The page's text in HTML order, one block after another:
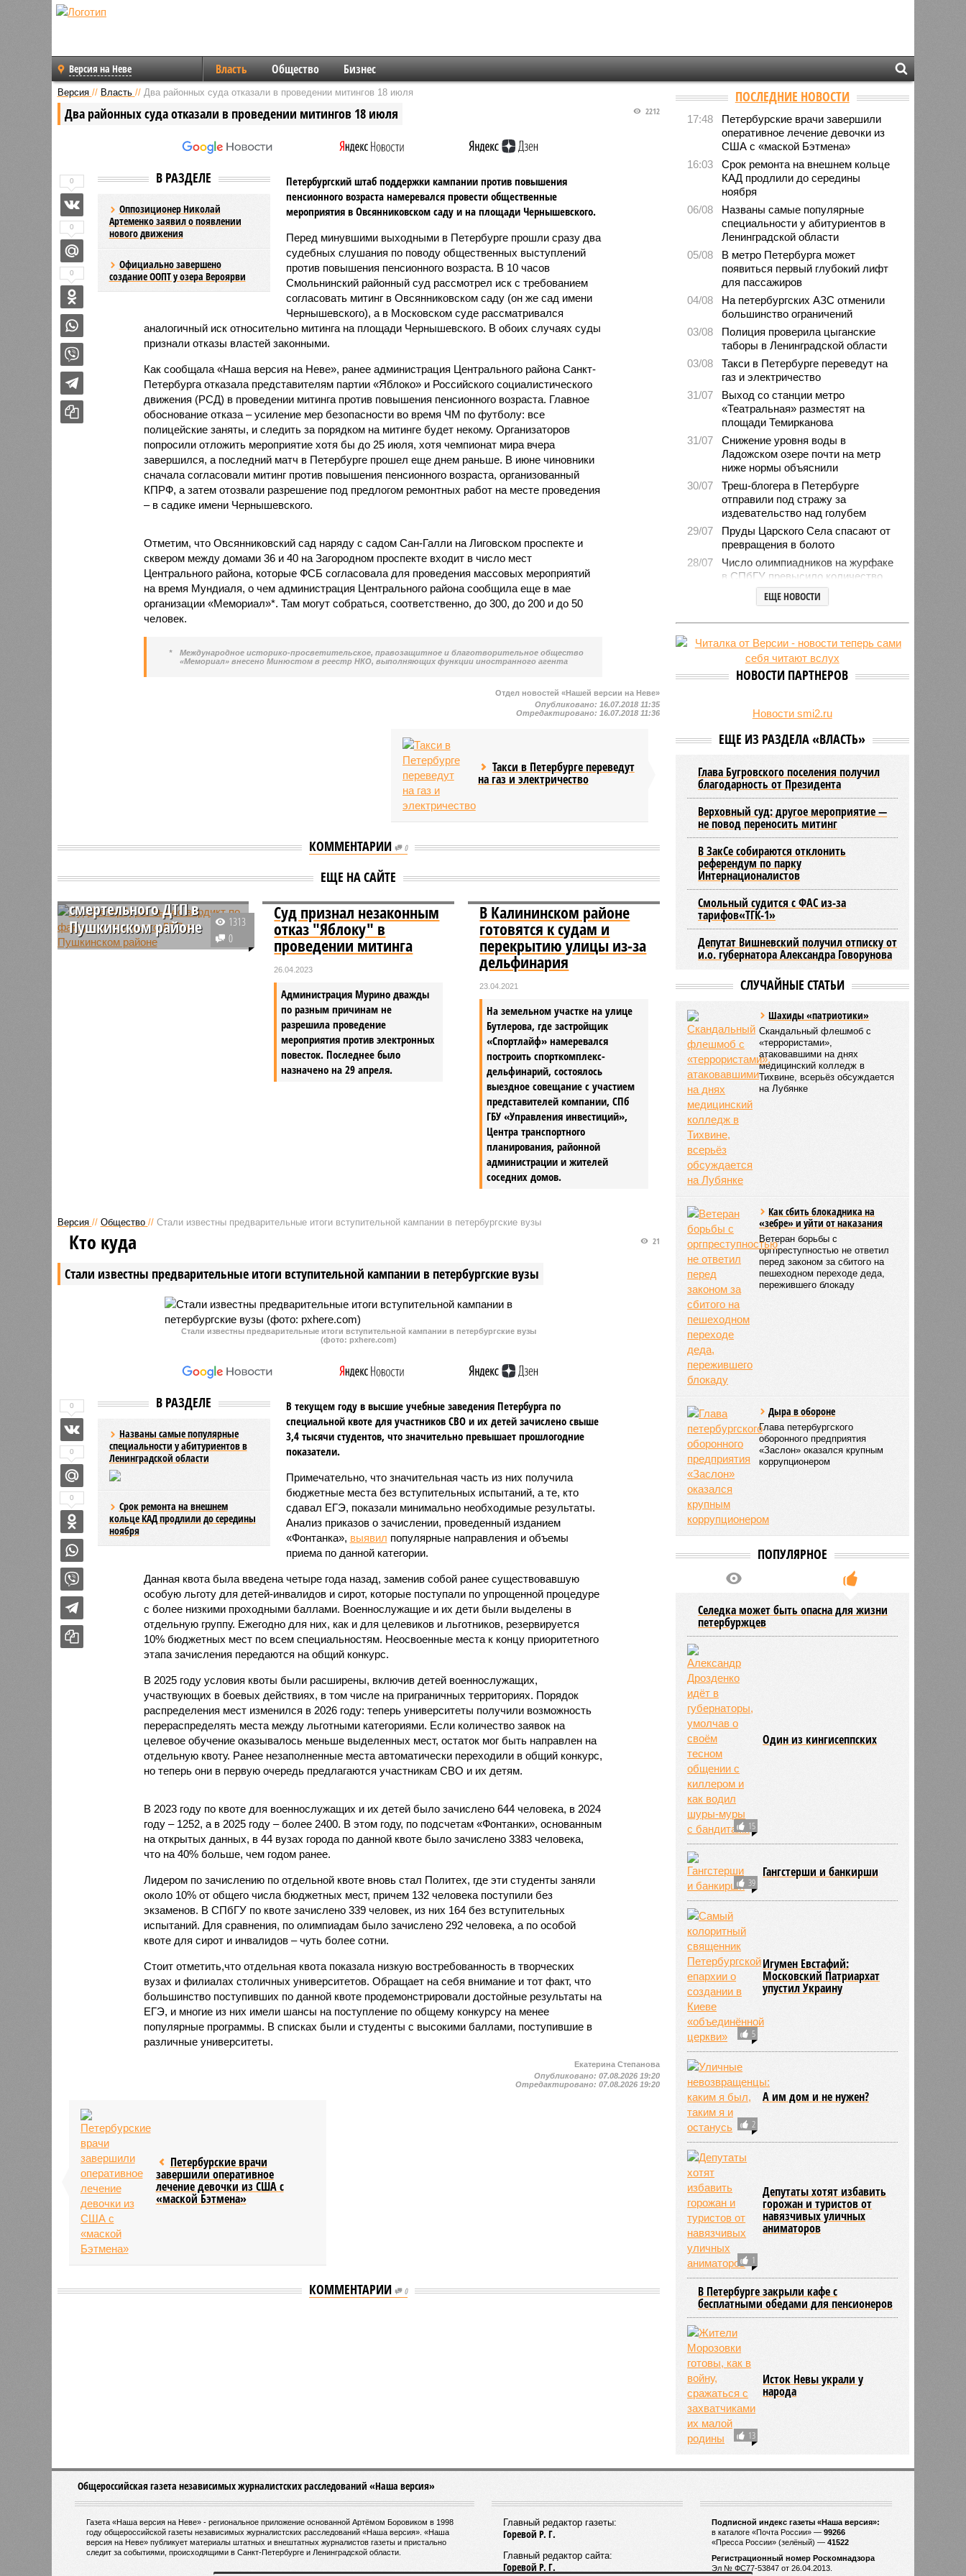
Версия на Неве Власть Общество Бизнес
Версия // Власть // Два районных суда отказали в проведении митингов 18 июля
Два районных суда отказали в проведении митингов 18 июля 2212
В РАЗДЕЛЕ
Оппозиционер Николай
Артеменко заявил о появлении
нового движения
Официально завершено
создание ООПТ у озера Вероярви
Петербургский штаб поддержки кампании против повышения
пенсионного возраста намеревался провести общественные
мероприятия в Овсянниковском саду и на площади Чернышевского.
Перед минувшими выходными в Петербурге прошли сразу два
судебных слушания по поводу общественных выступлений
против повышения пенсионного возраста. В 10 часов
Смольнинский районный суд рассмотрел иск с требованием
согласовать митинг в Овсянниковском саду (он же сад имени
Чернышевского), а в Московском суде рассматривался
аналогичный иск относительно митинга на площади Чернышевского. В обоих случаях суды
признали отказы властей законными.
Как сообщала «Наша версия на Неве», ранее администрация Центрального района Санкт-
Петербурга отказала представителям партии «Яблоко» и Российского социалистического
движения (РСД) в проведении митинга против повышения пенсионного возраста. Главное
обоснование отказа – усиление мер безопасности во время ЧМ по футболу: все
полицейские заняты, и следить за порядком на митинге будет некому. Организаторов
попросили отложить мероприятие хотя бы до 25 июля, хотя чемпионат мира вчера
завершился, а последний матч в Петербурге прошел еще днем раньше. В июне чиновники
сначала согласовали митинг против повышения пенсионного возраста, организованный
КПРФ, а затем отозвали разрешение под предлогом ремонтных работ на месте проведения
– в садике имени Чернышевского.
Отметим, что Овсянниковский сад наряду с садом Сан-Галли на Лиговском проспекте и
сквером между домами 36 и 40 на Загородном проспекте входит в число мест
Центрального района, которые ФСБ согласовала для проведения массовых мероприятий
на время Мундиаля, о чем администрация Центрального района сообщила еще в мае
организации «Мемориал»*. Там могут собраться, соответственно, до 300, до 200 и до 50
человек.
*
Международное историко-просветительское, правозащитное и благотворительное общество
«Мемориал» внесено Минюстом в реестр НКО, выполняющих функции иностранного агента
0
0
0
Отдел новостей «Нашей версии на Неве»
Опубликовано: 16.07.2018 11:35
Отредактировано: 16.07.2018 11:36
Такси в Петербурге переведут
на газ и электричество
КОММЕНТАРИИ 0
ЕЩЕ НА САЙТЕ
Суд Петербурга вынес
смертельного ДТП в
Пушкинском районе
Судебная инстанция Санкт-
1313
0
Суд признал незаконным
отказ "Яблоку" в
проведении митинга
26.04.2023
Администрация Мурино дважды
по разным причинам не
разрешила проведение
мероприятия против электронных
повесток. Последнее было
назначено на 29 апреля.
В Калининском районе
готовятся к судам и
перекрытию улицы из-за
дельфинария
23.04.2021
На земельном участке на улице
Бутлерова, где застройщик
«Спортлайф» намеревался
построить спорткомплекс-
дельфинарий, состоялось
выездное совещание с участием
представителей компании, СПб
ГБУ «Управления инвестиций»,
Центра транспортного
планирования, районной
администрации и жителей
соседних домов.
Версия // Общество // Стали известны предварительные итоги вступительной кампании в петербургские вузы
Стали известны предварительные итоги вступительной кампании в петербургские вузы
21
Кто куда
Стали известны предварительные итоги вступительной кампании в петербургские вузы
(фото: pxhere.com)
В РАЗДЕЛЕ
Названы самые популярные
специальности у абитуриентов в
Ленинградской области
Срок ремонта на внешнем
кольце КАД продлили до середины
ноября
В текущем году в высшие учебные заведения Петербурга по
специальной квоте для участников СВО и их детей зачислено свыше
3,4 тысячи студентов, что значительно превышает прошлогодние
показатели.
Примечательно, что значительная часть из них получила
бюджетные места без вступительных испытаний, а те, кто
сдавал ЕГЭ, показали минимально необходимые результаты.
Анализ приказов о зачислении, проведенный изданием
«Фонтанка», выявил популярные направления и объемы
приема по данной категории.
Данная квота была введена четыре года назад, заменив собой ранее существовавшую
особую льготу для детей-инвалидов и сирот, которые поступали по упрощенной процедуре
с более низкими проходными баллами. Военнослужащие и их дети были выделены в
отдельную группу. Ежегодно для них, как и для целевиков и льготников, резервируется
10% бюджетных мест по всем специальностям. Неосвоенные места к концу приоритетного
этапа зачисления передаются на общий конкурс.
В 2025 году условия квоты были расширены, включив детей военнослужащих,
участвующих в боевых действиях, в том числе на приграничных территориях. Порядок
распределения мест изменился в 2026 году: теперь университеты получили возможность
перераспределять места между льготными категориями. Если количество заявок на
целевое обучение оказывалось меньше выделенных мест, остаток мог быть направлен на
отдельную квоту. Ранее незаполненные места автоматически переходили в общий конкурс,
но теперь они в первую очередь предлагаются участникам СВО и их детям.
В 2023 году по квоте для военнослужащих и их детей было зачислено 644 человека, в 2024
году – 1252, а в 2025 году – более 2400. В этом году, по подсчетам «Фонтанки», основанным
на открытых данных, в 44 вузах города по данной квоте было зачислено 3383 человека,
что на 40% больше, чем годом ранее.
Лидером по зачислению по отдельной квоте вновь стал Политех, где эти студенты заняли
около 10% от общего числа бюджетных мест, причем 132 человека поступили без
экзаменов. В СПбГУ по квоте зачислено 339 человек, из них 164 без вступительных
испытаний. Для сравнения, по олимпиадам было зачислено 292 человека, а по особой
квоте для сирот и инвалидов – чуть более сотни.
Стоит отметить,что отдельная квота показала низкую востребованность в творческих
вузах и филиалах столичных университетов. Обращает на себя внимание и тот факт, что
большинство поступивших по данной квоте продемонстрировали достойные результаты на
ЕГЭ, и многие из них имели шансы на поступление по общему конкурсу на менее
популярные программы. В списках были и студенты с высокими баллами, поступившие в
различные университеты.
0
0
0
Екатерина Степанова
Опубликовано:07.08.2026 19:20
Отредактировано:07.08.2026 19:20
Петербурские врачи
завершили оперативное
лечение девочки из США с
«маской Бэтмена»
КОММЕНТАРИИ 0
В РАЗДЕЛЕ
День ВМФ в Петербурге отметят
без главного военно-морского
парада и салюта
Вокруг летних отключений горячей воды сложилось множество
разного рода домыслов, которые порой очень сильно мешают
жителям объективно оценивать складывающуюся ситуацию.
Об этомзаявилаглава управляющей компании «Кипроко»
ПОСЛЕДНИЕ НОВОСТИ
17:48
Петербурские врачи завершили
оперативное лечение девочки из
США с «маской Бэтмена»
16:03
Срок ремонта на внешнем кольце
КАД продлили до середины
ноября
06/08
Названы самые популярные
специальности у абитуриентов в
Ленинградской области
05/08
В метро Петербурга может
появиться первый глубокий лифт
для пассажиров
04/08
На петербургских АЗС отменили
большинство ограничений
03/08
Полиция проверила цыганские
таборы в Ленинградской области
03/08
Такси в Петербурге переведут на
газ и электричество
31/07
Выход со станции метро
«Театральная» разместят на
площади Темирканова
31/07
Снижение уровня воды в
Ладожском озере почти на метр
ниже нормы объяснили
30/07
Треш-блогера в Петербурге
отправили под стражу за
издевательство над голубем
29/07
Пруды Царского Села спасают от
превращения в болото
28/07
Число олимпиадников на журфаке
в СПбГУ превысило количество
бюджетных мест
Рейды против подростков-
неформалов проведут в городе на
Оплатить проезд в наземном
транспорте Петербурга можно
будет по геолокации
отключения горячей воды в
ЕЩЕ НОВОСТИ
НОВОСТИ ПАРТНЕРОВ
Новости smi2.ru
ЕЩЕ ИЗ РАЗДЕЛА «ВЛАСТЬ»
Глава Бугровского поселения получил
благодарность от Президента
Верховный суд: другое мероприятие —
не повод переносить митинг
В ЗакСе собираются отклонить
референдум по парку
Интернационалистов
Смольный судится с ФАС из-за
тарифов«ТГК-1»
Депутат Вишневский получил отписку от
и.о. губернатора Александра Говорунова
СЛУЧАЙНЫЕ СТАТЬИ
Шахиды «патриотики»
Скандальный флешмоб с
«террористами»,
атаковавшими на днях
медицинский колледж в
Тихвине, всерьёз обсуждается
на Лубянке
Как сбить блокадника на
«зебре» и уйти от наказания
Ветеран борьбы с
оргпреступностью не ответил
перед законом за сбитого на
пешеходном переходе деда,
пережившего блокаду
Дыра в обороне
Глава петербургского
оборонного предприятия
«Заслон» оказался крупным
коррупционером
ПОПУЛЯРНОЕ
Селедка может быть опасна для жизни
петербуржцев
15
Один из кингисеппских
39
Гангстерши и банкирши
5
Игумен Евстафий:
Московский Патриархат
упустил Украину
2
А им дом и не нужен?
1
Депутаты хотят избавить
горожан и туристов от
навязчивых уличных
аниматоров
В Петербурге закрыли кафе с
бесплатными обедами для пенсионеров
13
Исток Невы украли у
народа